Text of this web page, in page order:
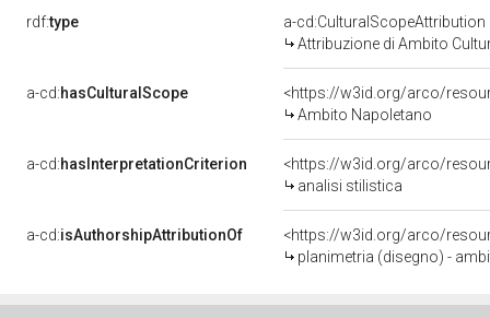
rdf:type
a-cd:CulturalScopeAttribution
Attribuzione di Ambito
a-cd:hasCulturalScope
<https://w3id.org/arco/
Ambito Napoletano
a-cd:hasInterpretationCriterion
<https://w3id.org/arco/
analisi stilistica
a-cd:isAuthorshipAttributionOf
<https://w3id.org/arco/
planimetria (disegno) -